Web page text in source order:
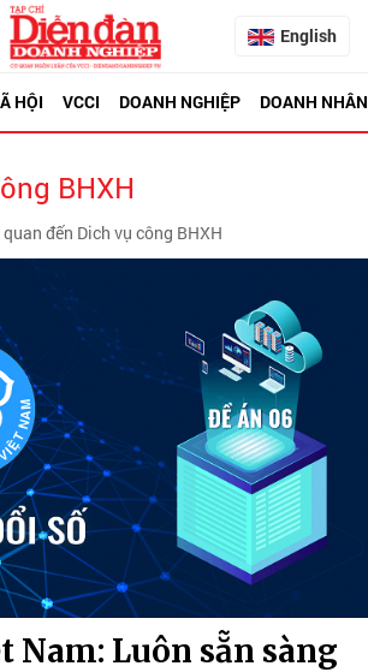
English
HỘI VCCI DOANH NGHIỆP DOANH NHÂN
BHXH
đến Dich vụ công BHXH
Nam: Luôn sẵn sàng